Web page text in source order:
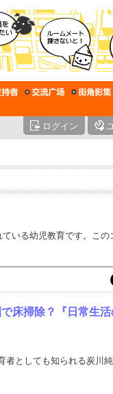
ログイン
いる幼児教育です。こ
掃除？『日常生
としても知られる炭川